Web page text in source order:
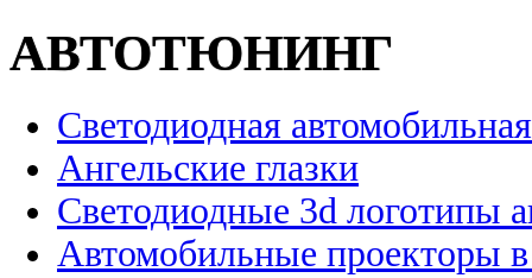
АВТОТЮНИНГ
Светодиодная
Ангельские глазки
Светодиодные 3d логотипы
Автомобильные проекторы